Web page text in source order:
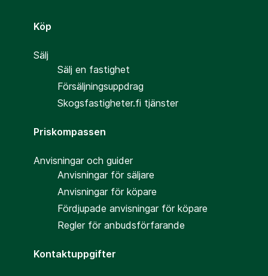
Köp
Sälj
Sälj en fastighet
Försäljningsuppdrag
Skogsfastigheter.fi tjänster
Priskompassen
Anvisningar och guider
Anvisningar för säljare
Anvisningar för köpare
Fördjupade anvisningar för köpare
Regler för anbudsförfarande
Kontaktuppgifter